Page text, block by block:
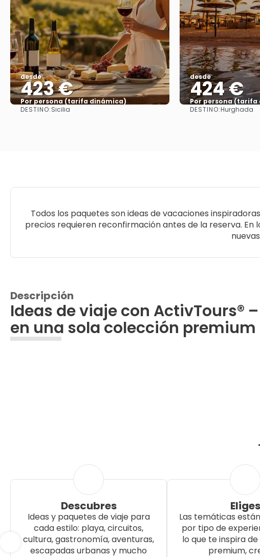
desde
423 €
Por persona (tarifa dinámica)
DESTINO:Sicilia
desde
424 €
Por persona
Ver
DESTINO:Hurghada
Todos los paquetes son ideas de vacaciones
precios requieren reconfirmación antes de la reserva. En
Descripción
Ideas de viaje con ActivTours® –
en una sola colección premium
Descubres
Ideas y paquetes de viaje para
cada estilo: playa, circuitos,
cultura, gastronomía, aventuras,
escapadas urbanas y mucho
Eliges
Las temáticas
por tipo de
lo que te inspira
premium,